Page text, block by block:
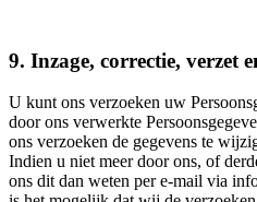
9. Inzage, correctie, verzet
U kunt ons verzoeken uw
door ons verwerkte
ons verzoeken de gegevens te
Indien u niet meer door ons, of
ons dit dan weten per e-mail via